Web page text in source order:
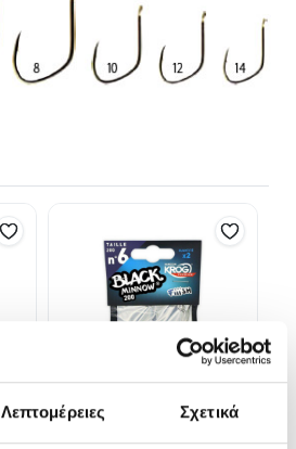
Λεπτομέρειες Σχετικά
Αγκίστρια Fiiish Black